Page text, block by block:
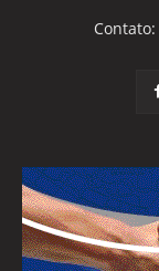
Contato: